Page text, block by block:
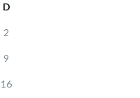
D
2
9
16